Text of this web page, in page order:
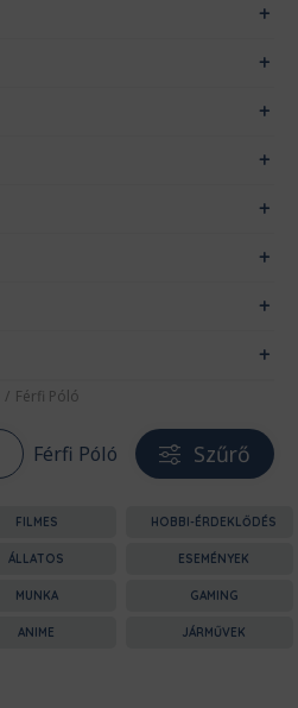
/ Férfi Póló
Férfi Póló Szűrő
FILMES HOBBI-ÉRDEKLŐDÉS
ÁLLATOS ESEMÉNYEK
MUNKA GAMING
ANIME JÁRMŰVEK